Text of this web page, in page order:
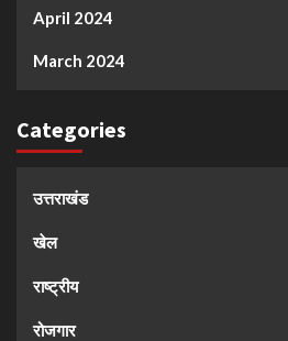
April 2024
March 2024
Categories
उत्तराखंड
खेल
राष्ट्रीय
रोजगार